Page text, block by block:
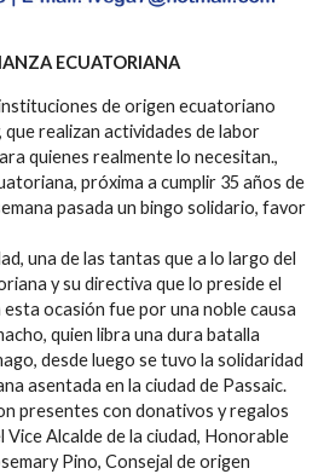
ECUATORIANA
de origen ecuatoriano
que realizan actividades de labor
quienes realmente lo necesitan.,
próxima a cumplir 35 años de
pasada un bingo solidario, favor
una de las tantas que a lo largo del
y su directiva que lo preside el
ocasión fue por una noble causa
quien libra una dura batalla
desde luego se tuvo la solidaridad
asentada en la ciudad de Passaic.
presentes con donativos y regalos
Alcalde de la ciudad, Honorable
Pino, Consejal de origen